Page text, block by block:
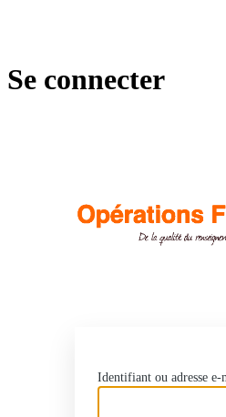
Se connecter
Identifiant ou adresse e-